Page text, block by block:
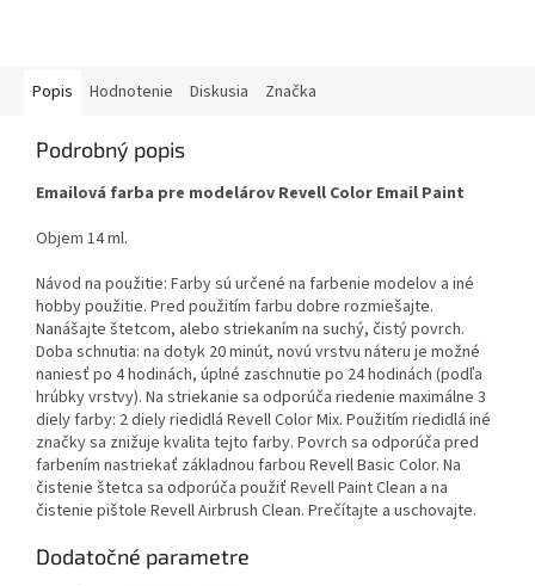
Popis Hodnotenie Diskusia Značka
Podrobný popis
Emailová farba pre modelárov Revell Color Email Paint
Objem 14 ml.
Návod na použitie: Farby sú určené na farbenie modelov a iné
hobby použitie. Pred použitím farbu dobre rozmiešajte.
Nanášajte štetcom, alebo striekaním na suchý, čistý povrch.
Doba schnutia: na dotyk 20 minút, novú vrstvu náteru je možné
naniesť po 4 hodinách, úplné zaschnutie po 24 hodinách (podľa
hrúbky vrstvy). Na striekanie sa odporúča riedenie maximálne 3
diely farby: 2 diely riedidlá Revell Color Mix. Použitím riedidlá iné
značky sa znižuje kvalita tejto farby. Povrch sa odporúča pred
farbením nastriekať základnou farbou Revell Basic Color. Na
čistenie štetca sa odporúča použiť Revell Paint Clean a na
čistenie pištole Revell Airbrush Clean. Prečítajte a uschovajte.
Dodatočné parametre